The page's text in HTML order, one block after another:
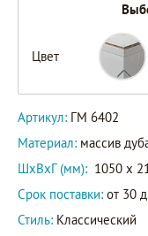
Цвет
Артикул: ГМ 6402
Материал: массив
ШxВxГ (мм): 1050 x
Срок поставки: от 30
Стиль: Классический